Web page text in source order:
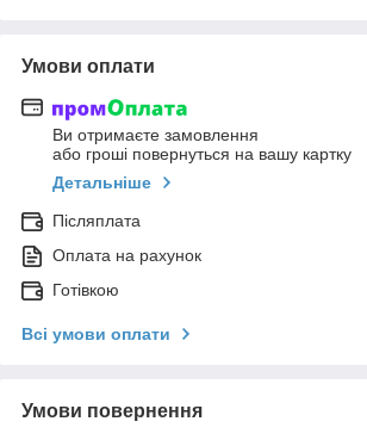
Умови оплати
Ви отримаєте замовлення
або гроші повернуться на вашу картку
Детальніше
Післяплата
Оплата на рахунок
Готівкою
Всі умови оплати
Умови повернення